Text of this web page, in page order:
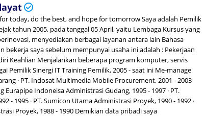
today, do the best, and hope for tomorrow Saya adalah Pemilik
tahun 2005, pada tanggal 05 April, yaitu Lembaga Kursus yang
menyediakan berbagai layanan antara lain Bahasa
bekerja saya sebelum mempunyai usaha ini adalah : Pekerjaan
Keahlian Menjalankan beberapa program komputer, servis
Pemilik Sinergi IT Training Pemilik, 2005 - saat ini Me-manage
· PT. Indosat Multimedia Mobile Procurement, 2001 - 2003
Eurapipe Indoneisa Administrasi Gudang, 1995 - 1997 · PT.
- 1995 · PT. Sumicon Utama Administrasi Proyek, 1990 - 1992 ·
Proyek, 1988 - 1990 Demikian data pribadi saya